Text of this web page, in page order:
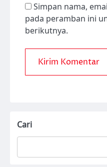
Simpan nama,
pada peramban ini
berikutnya.
Cari